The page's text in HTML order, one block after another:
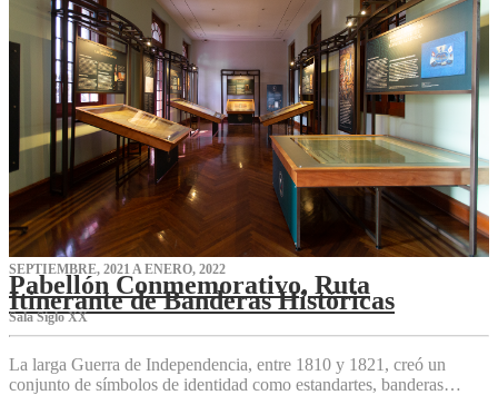
SEPTIEMBRE, 2021 A ENERO, 2022
Pabellón Conmemorativo, Ruta
Itinerante de Banderas Históricas
Sala Siglo XX
La larga Guerra de Independencia, entre 1810 y 1821, creó un
conjunto de símbolos de identidad como estandartes, banderas…